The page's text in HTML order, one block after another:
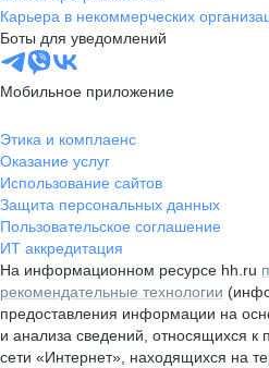
Карьера в некоммерческих
Боты для уведомлений
Мобильное приложение
Этика и комплаенс
Оказание услуг
Использование сайтов
Защита персональных данных
Пользовательское соглашение
ИТ аккредитация
На информационном ресурсе hh.ru
рекомендательные технологии
предоставления информации на
и анализа сведений, относящихся к
сети «Интернет», находящихся на